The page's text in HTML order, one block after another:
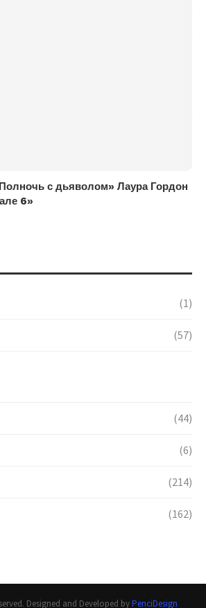
с дьяволом» Лаура Гордон
6»
(1)
(57)
(44)
(6)
(214)
(162)
Designed and Developed byPenciDesign